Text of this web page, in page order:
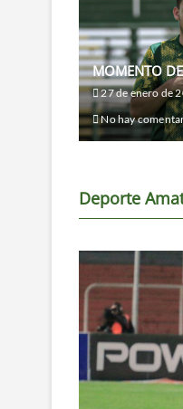
MOMENTO
27 de enero de
No hay
Deporte